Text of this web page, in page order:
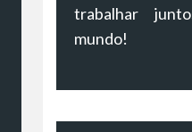
trabalhar
mundo!